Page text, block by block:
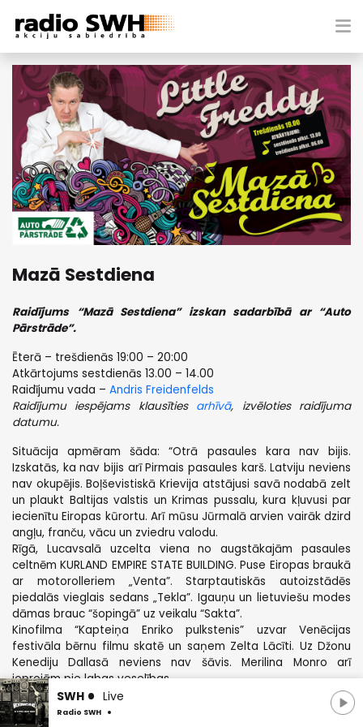
Mazā Sestdiena
Raidījums “Mazā Sestdiena” izskan sadarbībā ar “Auto
Pārstrāde”.
Ēterā – trešdienās 19:00 – 20:00
Atkārtojums sestdienās 13.00 – 14.00
Raidījumu vada – Andris Freidenfelds
Raidījumu iespējams klausīties arhīvā, izvēloties raidījuma
datumu.
Situācija apmēram šāda: “Otrā pasaules kara nav bijis.
Izskatās, ka nav bijis arī Pirmais pasaules karš. Latviju neviens
nav okupējis. Boļševistiskā Krievija atstājusi savā nodabā zelt
un plaukt Baltijas valstis un Krimas pussalu, kura kļuvusi par
iecienītu Eiropas kūrortu. Arī mūsu Jūrmalā arvien vairāk dzird
angļu, franču, vācu un zviedru valodu.
Rīgā, Lucavsalā uzcelta viena no augstākajām pasaules
celtnēm KURLAND EMPIRE STATE BUILDING. Puse Eiropas braukā
ar motorolleriem „Venta”. Starptautiskās autoizstādēs
piedalās vieglais sedans „Tekla”. Igauņu un lietuviešu modes
dāmas brauc “šopingā” uz veikalu “Sakta”.
Kinofilma “Kapteiņa Enriko pulkstenis” uzvar Venēcijas
festivāla bērnu filmu skatē un saņem Zelta Lācīti. Uz Džonu
Kenediju Dallasā neviens nav šāvis. Merilina Monro arī
joprojām pie labas veselības.
Bet Latvijas brīvvalsts radiostacijā Radio SWH katru trešdienu
rosās dīdžejs Fredis savā programmā “MAZĀ SESTDIENA”.
SWH Live
Radio SWH